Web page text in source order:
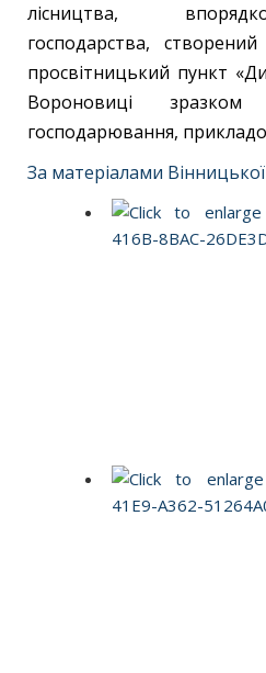
лісництва,
господарства, створений
просвітницький пункт
Вороновиці зразком
господарювання,
За матеріалами